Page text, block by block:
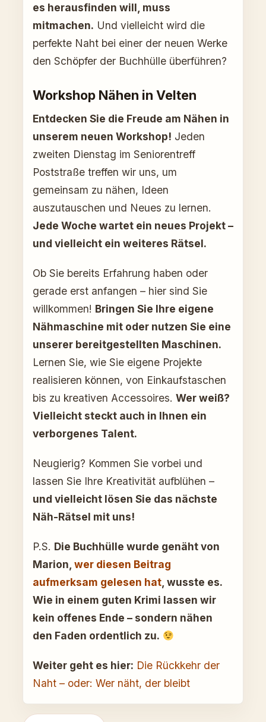
es herausfinden will, muss
mitmachen. Und vielleicht wird die
perfekte Naht bei einer der neuen Werke
den Schöpfer der Buchhülle überführen?
Workshop Nähen in Velten
Entdecken Sie die Freude am Nähen in
unserem neuen Workshop! Jeden
zweiten Dienstag im Seniorentreff
Poststraße treffen wir uns, um
gemeinsam zu nähen, Ideen
auszutauschen und Neues zu lernen.
Jede Woche wartet ein neues Projekt –
und vielleicht ein weiteres Rätsel.
Ob Sie bereits Erfahrung haben oder
gerade erst anfangen – hier sind Sie
willkommen! Bringen Sie Ihre eigene
Nähmaschine mit oder nutzen Sie eine
unserer bereitgestellten Maschinen.
Lernen Sie, wie Sie eigene Projekte
realisieren können, von Einkaufstaschen
bis zu kreativen Accessoires. Wer weiß?
Vielleicht steckt auch in Ihnen ein
verborgenes Talent.
Neugierig? Kommen Sie vorbei und
lassen Sie Ihre Kreativität aufblühen –
und vielleicht lösen Sie das nächste
Näh-Rätsel mit uns!
P.S. Die Buchhülle wurde genäht von
Marion, wer diesen Beitrag
aufmerksam gelesen hat , wusste es.
Wie in einem guten Krimi lassen wir
kein offenes Ende – sondern nähen
den Faden ordentlich zu.
Weiter geht es hier: Die Rückkehr der
Naht – oder: Wer näht, der bleibt